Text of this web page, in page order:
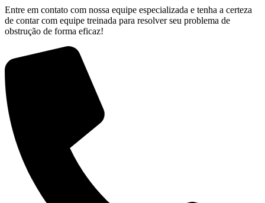
Entre em contato com nossa equipe especializada e tenha a certeza
de contar com equipe treinada para resolver seu problema de
obstrução de forma eficaz!